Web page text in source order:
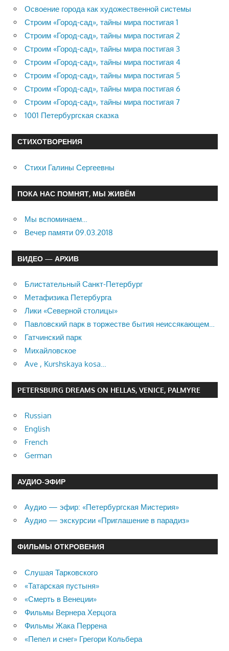
Освоение города как художественной системы
Строим «Город-сад», тайны мира постигая 1
Строим «Город-сад», тайны мира постигая 2
Строим «Город-сад», тайны мира постигая 3
Строим «Город-сад», тайны мира постигая 4
Строим «Город-сад», тайны мира постигая 5
Строим «Город-сад», тайны мира постигая 6
Строим «Город-сад», тайны мира постигая 7
1001 Петербургская сказка
СТИХОТВОРЕНИЯ
Стихи Галины Сергеевны
ПОКА НАС ПОМНЯТ, МЫ ЖИВЁМ
Мы вспоминаем…
Вечер памяти 09.03.2018
ВИДЕО — АРХИВ
Блистательный Санкт-Петербург
Метафизика Петербурга
Лики «Северной столицы»
Павловский парк в торжестве бытия неиссякающем…
Гатчинский парк
Михайловское
Ave , Kurshskaya kosa…
PETERSBURG DREAMS ON HELLAS, VENICE, PALMYRE
Russian
English
French
German
АУДИО-ЭФИР
Аудио — эфир: «Петербургская Мистерия»
Аудио — экскурсии «Приглашение в парадиз»
ФИЛЬМЫ ОТКРОВЕНИЯ
Слушая Тарковского
«Татарская пустыня»
«Смерть в Венеции»
Фильмы Вернера Херцога
Фильмы Жака Перрена
«Пепел и снег» Грегори Кольбера